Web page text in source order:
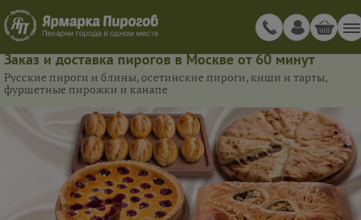
Заказ и доставка пирогов в Москве от 60 минут
Русские пироги и блины, осетинские пироги, киши и тарты,
фуршетные пирожки и канапе